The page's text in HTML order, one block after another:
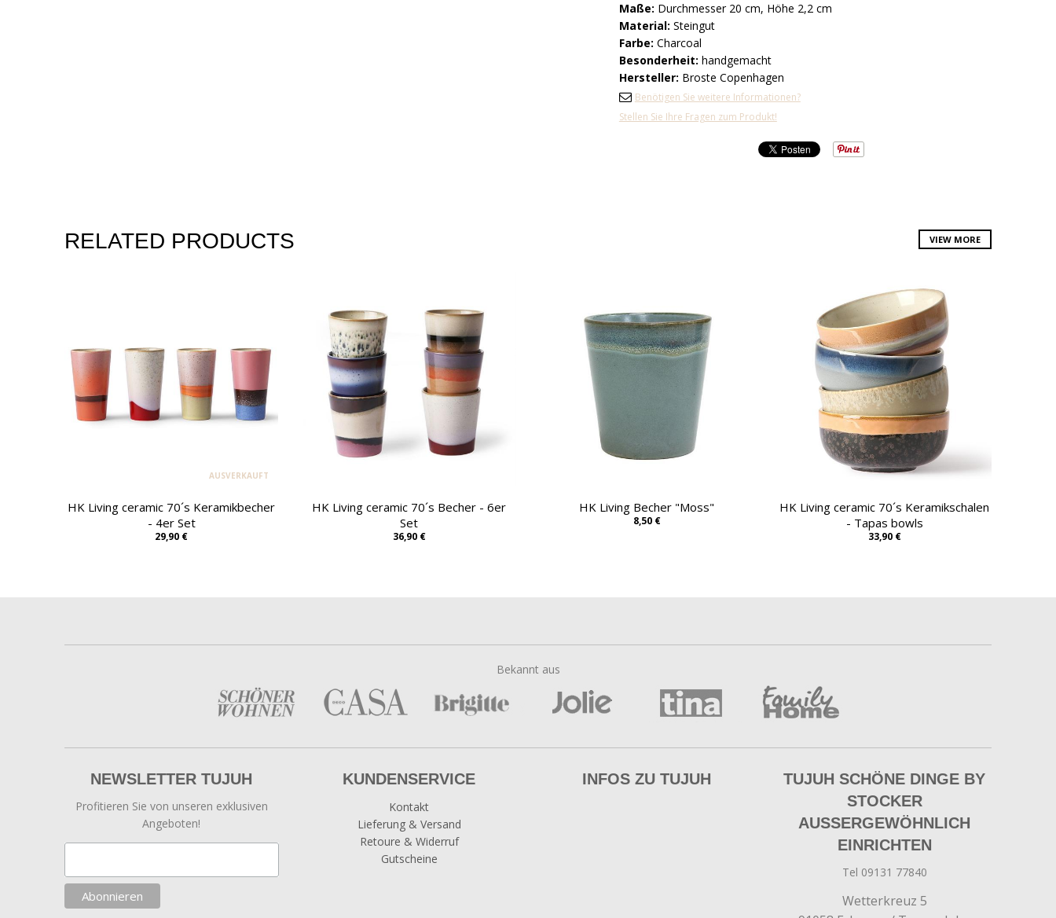
Maße: Durchmesser 20 cm, Höhe 2,2 cm
Material: Steingut
Farbe: Charcoal
Besonderheit: handgemacht
Hersteller: Broste Copenhagen
Benötigen Sie weitere Informationen?
Stellen Sie Ihre Fragen zum Produkt!
RELATED PRODUCTS VIEW MORE
AUSVERKAUFT
HK Living ceramic 70´s Keramikbecher
- 4er Set
29,90 €
HK Living ceramic 70´s Becher - 6er
Set
36,90 €
HK Living Becher "Moss"
8,50 €
HK Living ceramic 70´s Keramikschalen
- Tapas bowls
33,90 €
Bekannt aus
NEWSLETTER TUJUH
Profitieren Sie von unseren exklusiven
Angeboten!
KUNDENSERVICE
Kontakt
Lieferung & Versand
Retoure & Widerruf
Gutscheine
INFOS ZU TUJUH
TUJUH SCHÖNE DINGE BY
STOCKER
AUSSERGEWÖHNLICH E
INRICHTEN
Tel 09131 77840
Wetterkreuz 5